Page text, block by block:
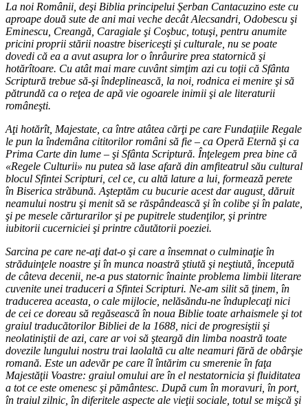
La noi Românii, deşi Biblia principelui Şerban Cantacuzino este cu
aproape două sute de ani mai veche decât Alecsandri, Odobescu şi
Eminescu, Creangă, Caragiale şi Coşbuc, totuşi, pentru anumite
pricini proprii stării noastre bisericeşti şi culturale, nu se poate
dovedi că ea a avut asupra lor o înrâurire prea statornică şi
hotărîtoare. Cu atât mai mare cuvânt simţim azi cu toţii că Sfânta
Scriptură trebue să-şi îndeplinească, la noi, rodnica ei menire şi să
pătrundă ca o reţea de apă vie ogoarele inimii şi ale literaturii
româneşti.
Aţi hotărît, Majestate, ca între atâtea cărţi pe care Fundaţiile Regale
le pun la îndemâna cititorilor români să fie – ca Operă Eternă şi ca
Prima Carte din lume – şi Sfânta Scriptură. Înţelegem prea bine că
«Regele Culturii» nu putea să lase afară din amfiteatrul său cultural
blocul Sfintei Scripturi, cel ce, cu altă lature a lui, formează perete
în Biserica străbună. Aşteptăm cu bucurie acest dar august, dăruit
neamului nostru şi menit să se răspândească şi în colibe şi în palate,
şi pe mesele cărturarilor şi pe pupitrele studenţilor, şi printre
iubitorii cucerniciei şi printre căutătorii poeziei.
Sarcina pe care ne-aţi dat-o şi care a însemnat o culminaţie în
străduinţele noastre şi în munca noastră ştiută şi neştiută, începută
de câteva decenii, ne-a pus statornic înainte problema limbii literare
cuvenite unei traduceri a Sfintei Scripturi. Ne-am silit să ţinem, în
traducerea aceasta, o cale mijlocie, nelăsăndu-ne înduplecaţi nici
de cei ce doreau să regăsească în noua Biblie toate arhaismele şi tot
graiul traducătorilor Bibliei de la 1688, nici de progresiştii şi
neolatiniştii de azi, care ar voi să şteargă din limba noastră toate
dovezile lungului nostru trai laolaltă cu alte neamuri fără de obârşie
romană. Este un adevăr pe care îl întărim cu smerenie în faţa
Majestăţii Voastre: graiul omului are în el nestatornicia şi fluiditatea
a tot ce este omenesc şi pământesc. După cum în moravuri, în port,
în traiul zilnic, în diferitele aspecte ale vieţii sociale, totul se mişcă şi